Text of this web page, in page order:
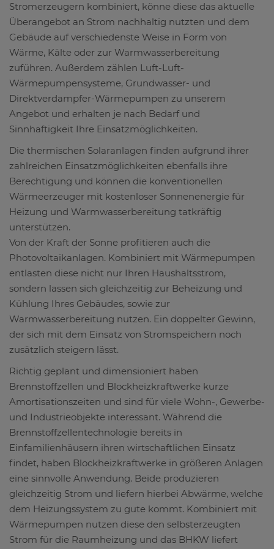
Stromerzeugern kombiniert, könne diese das aktuelle
Überangebot an Strom nachhaltig nutzten und dem
Gebäude auf verschiedenste Weise in Form von
Wärme, Kälte oder zur Warmwasserbereitung
zuführen. Außerdem zählen Luft-Luft-
Wärmepumpensysteme, Grundwasser- und
Direktverdampfer-Wärmepumpen zu unserem
Angebot und erhalten je nach Bedarf und
Sinnhaftigkeit Ihre Einsatzmöglichkeiten.
Die thermischen Solaranlagen finden aufgrund ihrer
zahlreichen Einsatzmöglichkeiten ebenfalls ihre
Berechtigung und können die konventionellen
Wärmeerzeuger mit kostenloser Sonnenenergie für
Heizung und Warmwasserbereitung tatkräftig
unterstützen.
Von der Kraft der Sonne profitieren auch die
Photovoltaikanlagen. Kombiniert mit Wärmepumpen
entlasten diese nicht nur Ihren Haushaltsstrom,
sondern lassen sich gleichzeitig zur Beheizung und
Kühlung Ihres Gebäudes, sowie zur
Warmwasserbereitung nutzen. Ein doppelter Gewinn,
der sich mit dem Einsatz von Stromspeichern noch
zusätzlich steigern lässt.
Richtig geplant und dimensioniert haben
Brennstoffzellen und Blockheizkraftwerke kurze
Amortisationszeiten und sind für viele Wohn-, Gewerbe-
und Industrieobjekte interessant. Während die
Brennstoffzellentechnologie bereits in
Einfamilienhäusern ihren wirtschaftlichen Einsatz
findet, haben Blockheizkraftwerke in größeren Anlagen
eine sinnvolle Anwendung. Beide produzieren
gleichzeitig Strom und liefern hierbei Abwärme, welche
dem Heizungssystem zu gute kommt. Kombiniert mit
Wärmepumpen nutzen diese den selbsterzeugten
Strom für die Raumheizung und das BHKW liefert